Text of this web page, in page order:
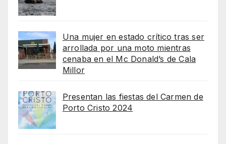
Una mujer en estado crítico tras ser
arrollada por una moto mientras
cenaba en el Mc Donald’s de Cala
Millor
Presentan las fiestas del Carmen de
Porto Cristo 2024